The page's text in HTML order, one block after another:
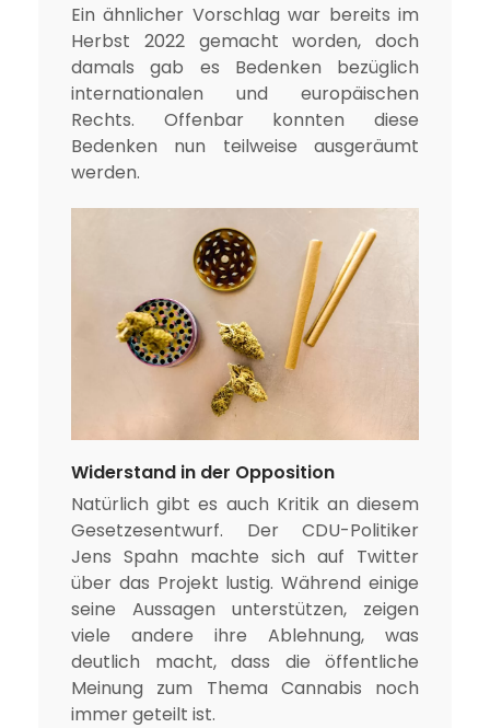
Ein ähnlicher Vorschlag war bereits im
Herbst 2022 gemacht worden, doch
damals gab es Bedenken bezüglich
internationalen und europäischen
Rechts. Offenbar konnten diese
Bedenken nun teilweise ausgeräumt
werden.
Widerstand in der Opposition
Natürlich gibt es auch Kritik an diesem
Gesetzesentwurf. Der CDU-Politiker
Jens Spahn machte sich auf Twitter
über das Projekt lustig. Während einige
seine Aussagen unterstützen, zeigen
viele andere ihre Ablehnung, was
deutlich macht, dass die öffentliche
Meinung zum Thema Cannabis noch
immer geteilt ist.